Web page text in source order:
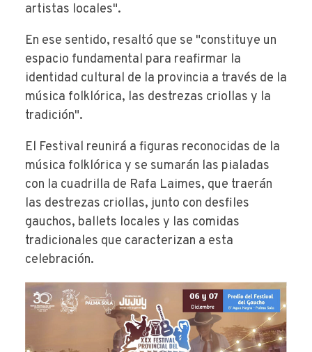
artistas locales".
En ese sentido, resaltó que se "constituye un
espacio fundamental para reafirmar la
identidad cultural de la provincia a través de la
música folklórica, las destrezas criollas y la
tradición".
El Festival reunirá a figuras reconocidas de la
música folklórica y se sumarán las pialadas
con la cuadrilla de Rafa Laimes, que traerán
las destrezas criollas, junto con desfiles
gauchos, ballets locales y las comidas
tradicionales que caracterizan a esta
celebración.